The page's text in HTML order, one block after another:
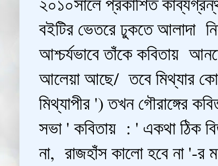
বইটির ভেতরে ঢুকতে আলাদা
আশ্চর্যভাবে তাঁকে কবিতায়
আলেয়া আছে/ তবে মিথ্যার
মিথ্যাপীর ') তখন গৌরাঙ্গের
সভা ' কবিতায় : ' একথা ঠিক
না, রাজহাঁস কালো হবে না '-র